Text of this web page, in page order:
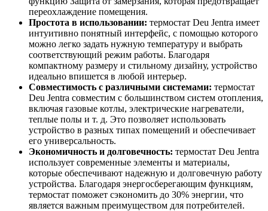
переохлаждение помещения.
Простота в использовании: термостат Deu Jentra имеет
интуитивно понятный интерфейс, с помощью которого
можно легко задать нужную температуру и выбрать
соответствующий режим работы. Благодаря
компактному размеру и стильному дизайну, устройство
идеально впишется в любой интерьер.
Совместимость с различными системами: термостат
Deu Jentra совместим с большинством систем отопления,
включая газовые котлы, электрические нагреватели,
теплые полы и т. д. Это позволяет использовать
устройство в разных типах помещений и обеспечивает
его универсальность.
Экономичность и долговечность: термостат Deu Jentra
использует современные элементы и материалы,
которые обеспечивают надежную и долговечную работу
устройства. Благодаря энергосберегающим функциям,
термостат поможет сэкономить до 30% энергии, что
является важным преимуществом для потребителей.